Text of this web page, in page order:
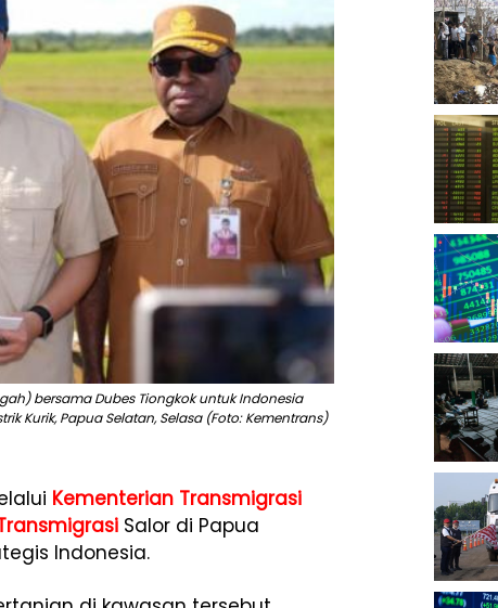
bersama Dubes Tiongkok untuk Indonesia
Kurik, Papua Selatan, Selasa (Foto: Kementrans)
Kementerian Transmigrasi
Salor di Papua
Indonesia.